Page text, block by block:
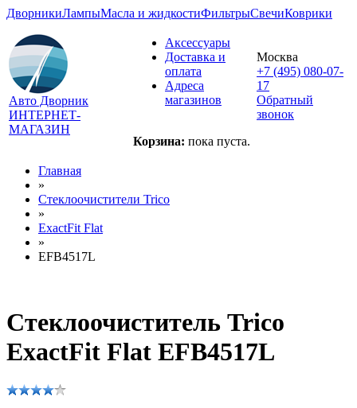
ДворникиЛампыМасла и жидкостиФильтрыСвечиКоврики
Авто Дворник
ИНТЕРНЕТ-
МАГАЗИН
Аксессуары
Доставка и
оплата
Адреса
магазинов
Корзина: пока пуста.
Москва
+7 (495) 080-07-
17
Обратный
звонок
Главная
»
Стеклоочистители Trico
»
ExactFit Flat
»
EFB4517L
Стеклоочиститель Trico
ExactFit Flat EFB4517L